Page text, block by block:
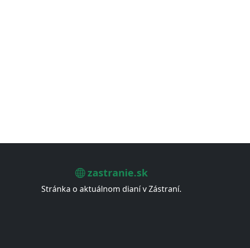
zastranie.sk
Stránka o aktuálnom dianí v Zástraní.